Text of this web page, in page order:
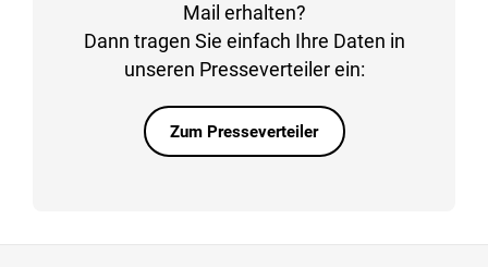
Mail erhalten?
Dann tragen Sie einfach Ihre Daten in
unseren Presseverteiler ein:
Zum Presseverteiler